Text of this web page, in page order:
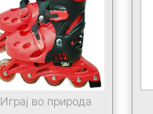
Играј во природа